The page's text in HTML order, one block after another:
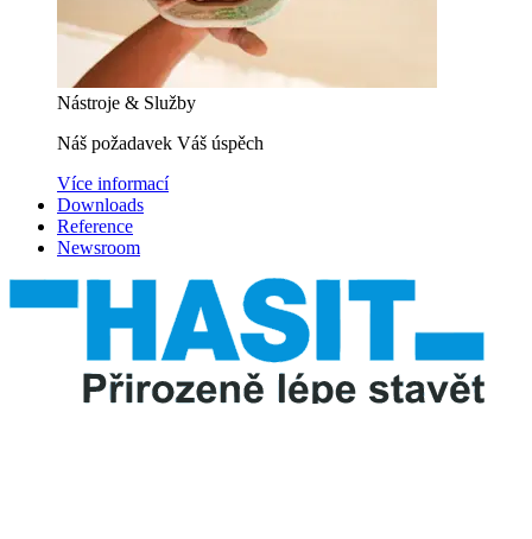
Nástroje & Služby
Náš požadavek Váš úspěch
Více informací
Downloads
Reference
Newsroom